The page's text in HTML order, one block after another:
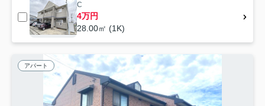
C
4万円
28.00㎡ (1K)
アパート